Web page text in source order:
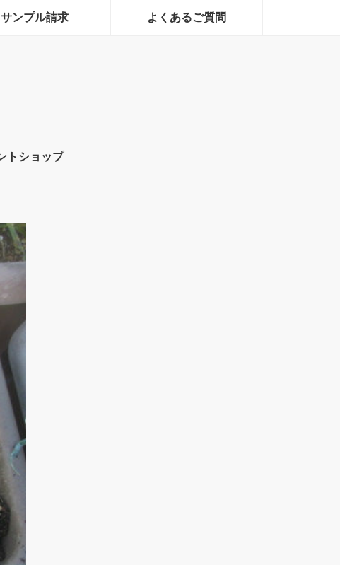
サンプル請求 よくあるご質問
トショップ